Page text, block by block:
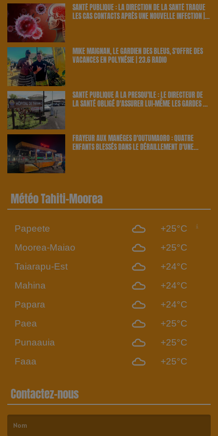
SANTÉ PUBLIQUE : LA DIRECTION DE LA SANTÉ TRAQUE
LES CAS CONTACTS APRÈS UNE NOUVELLE INFECTION |
MIKE MAIGNAN, LE GARDIEN DES BLEUS, S'OFFRE DES
VACANCES EN POLYNÉSIE | 23.6 RADIO
SANTÉ PUBLIQUE À LA PRESQU'ÎLE : LE DIRECTEUR DE
LA SANTÉ OBLIGÉ D'ASSURER LUI-MÊME LES GARDES À
FRAYEUR AUX MANÈGES D'OUTUMAORO : QUATRE
ENFANTS BLESSÉS DANS LE DÉRAILLEMENT D'UNE
Météo Tahiti-Moorea
Papeete
+25°C
Moorea-Maiao
+25°C
Taiarapu-Est
+24°C
Mahina
+24°C
Papara
+24°C
Paea
+25°C
Punaauia
+25°C
Faaa
+25°C
Contactez-nous